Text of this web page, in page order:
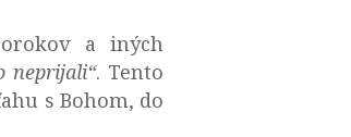
a iných
neprijali“. Tento
s Bohom, do